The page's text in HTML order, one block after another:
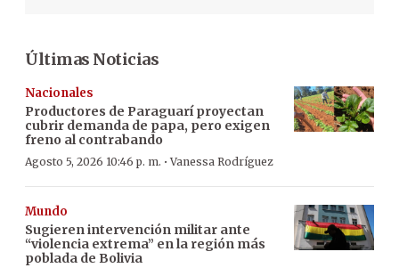
Últimas Noticias
Nacionales
Productores de Paraguarí proyectan
cubrir demanda de papa, pero exigen
freno al contrabando
Agosto 5, 2026 10:46 p. m. ·Vanessa Rodríguez
Mundo
Sugieren intervención militar ante
“violencia extrema” en la región más
poblada de Bolivia